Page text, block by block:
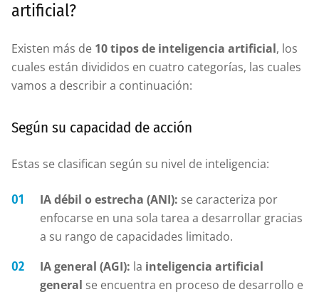
artificial?
Existen más de 10 tipos de inteligencia artificial, los
cuales están divididos en cuatro categorías, las cuales
vamos a describir a continuación:
Según su capacidad de acción
Estas se clasifican según su nivel de inteligencia:
IA débil o estrecha (ANI): se caracteriza por
enfocarse en una sola tarea a desarrollar gracias
a su rango de capacidades limitado.
IA general (AGI): la inteligencia artificial
general se encuentra en proceso de desarrollo e